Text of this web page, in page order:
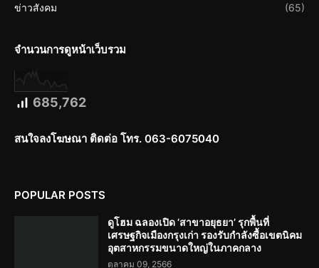
ข่าวสังคม (65)
จำนวนการดูหน้าเว็บรวม
685,762
สนใจลงโฆษณา ติดต่อ โทร. 063-6075040
POPULAR POSTS
ดูโฮม ฉลองเปิด ‘สาขาอยุธยา’ รุกพื้นที่
เศรษฐกิจเมืองกรุงเก่า รองรับกำลังซื้อเขตนิคม
อุตสาหกรรมขนาดใหญ่ในภาคกลาง
ตุลาคม 09, 2566